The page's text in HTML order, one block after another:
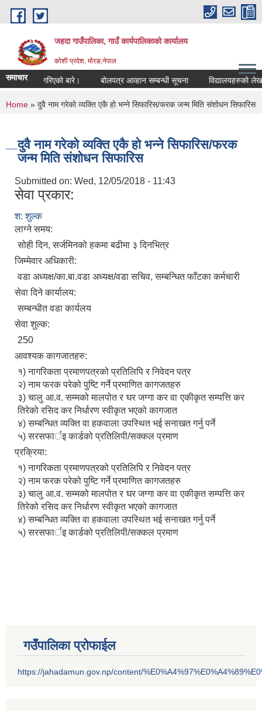
Skip to main content
जहदा गाउँपालिका, गाउँ कार्यपालिकाको कार्यालय
कोशी प्रदेश, मोरङ,नेपाल
समाचार
प्रकाशन गरिएको बारे। बोलपत्र आव्हान सम्बन्धी सूचना विद्यालयहरुको
You are here
Home » दुवै नाम गरेको व्यक्ति एकै हो भन्ने सिफारिस/फरक जन्म मिति संशोधन सिफारिस
दुवै नाम गरेको व्यक्ति एकै हो भन्ने सिफारिस/फरक
जन्म मिति संशोधन सिफारिस
Submitted on: Wed, 12/05/2018 - 11:43
सेवा प्रकार:
श: शुल्क
लाग्ने समय:
सोही दिन, सर्जमिनको हकमा बढीमा ३ दिनभित्र
जिम्मेवार अधिकारी:
वडा अध्यक्ष/का.बा.वडा अध्यक्ष/वडा सचिव, सम्बन्धित फाँटका कर्मचारी
सेवा दिने कार्यालय:
सम्बन्धीत वडा कार्यलय
सेवा शुल्क:
250
आवश्यक कागजातहरु:
१) नागरिकता प्रमाणपत्रको प्रतिलिपि र निवेदन पत्र
२) नाम फरक परेको पुष्टि गर्ने प्रमाणित कागजतहरु
३) चालु आ.व. सम्मको मालपोत र घर जग्गा कर वा एकीकृत सम्पत्ति कर
तिरेको रसिद कर निर्धारण स्वीकृत भएको कागजात
४) सम्बन्धित व्यक्ति वा हकवाला उपस्थित भई सनाखत गर्नु पर्ने
५) सरसफार्इ कार्डको प्रतिलिपी/सक्कल प्रमाण
प्रक्रिया:
१) नागरिकता प्रमाणपत्रको प्रतिलिपि र निवेदन पत्र
२) नाम फरक परेको पुष्टि गर्ने प्रमाणित कागजतहरु
३) चालु आ.व. सम्मको मालपोत र घर जग्गा कर वा एकीकृत सम्पत्ति कर
तिरेको रसिद कर निर्धारण स्वीकृत भएको कागजात
४) सम्बन्धित व्यक्ति वा हकवाला उपस्थित भई सनाखत गर्नु पर्ने
५) सरसफार्इ कार्डको प्रतिलिपी/सक्कल प्रमाण
गउँपालिका प्रोफाईल
https://jahadamun.gov.np/content/